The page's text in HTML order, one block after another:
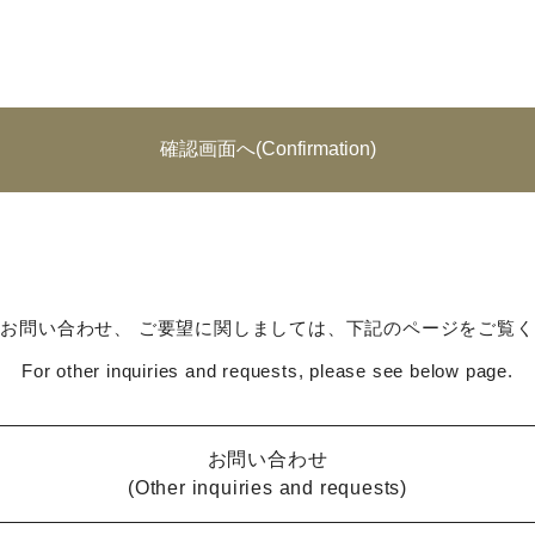
問い合わせ、 ご要望に関しましては、下記のページをご覧く
For other inquiries and requests, please see below page.
お問い合わせ
(Other inquiries and requests)